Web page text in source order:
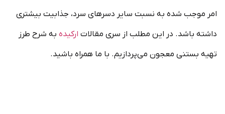
امر موجب شده به نسبت سایر دسرهای سرد، جذابیت بیشتری
داشته باشد. در این مطلب از سری مقالات ارکیده به شرح طرز
تهیه بستنی معجون می‌پردازیم. با ما همراه باشید.